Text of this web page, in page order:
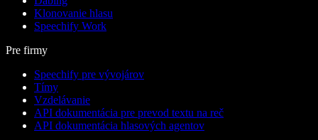
Klonovanie hlasu
Speechify Work
Pre firmy
Speechify pre vývojárov
Tímy
Vzdelávanie
API dokumentácia pre prevod textu na reč
API dokumentácia hlasových agentov